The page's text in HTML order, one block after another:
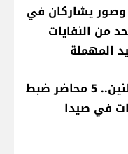
وصور يشاركان في
من النفايات
المهملة
بعد شكاوى المواطنين.. 5 محاضر ضبط
في صيدا